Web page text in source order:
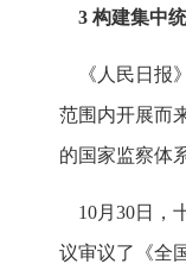
3 构建集中
《人民日报
范围内开展而
的国家监察体
10月30日，
议审议了《全